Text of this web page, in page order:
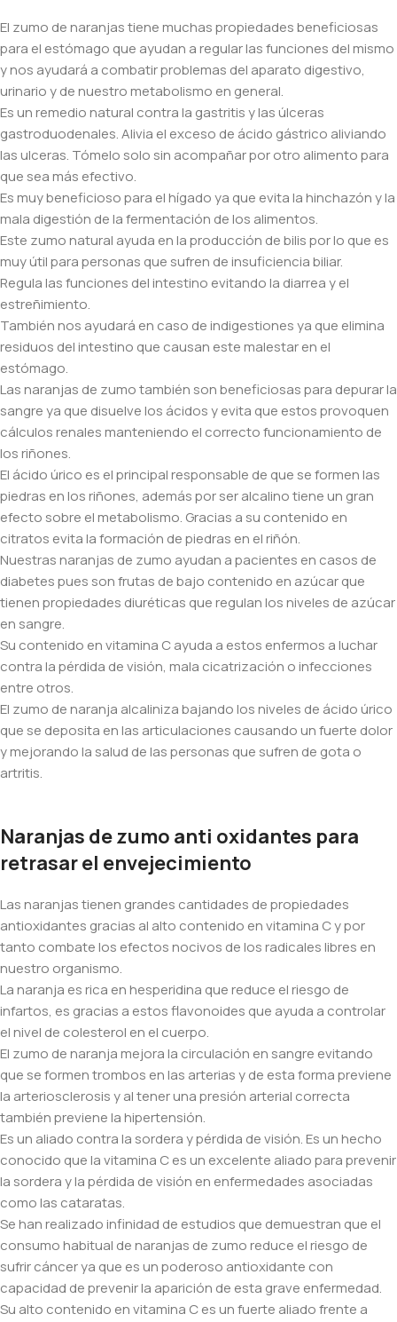
El zumo de naranjas tiene muchas propiedades beneficiosas
para el estómago que ayudan a regular las funciones del mismo
y nos ayudará a combatir problemas del aparato digestivo,
urinario y de nuestro metabolismo en general.
Es un remedio natural contra la gastritis y las úlceras
gastroduodenales. Alivia el exceso de ácido gástrico aliviando
las ulceras. Tómelo solo sin acompañar por otro alimento para
que sea más efectivo.
Es muy beneficioso para el hígado ya que evita la hinchazón y la
mala digestión de la fermentación de los alimentos.
Este zumo natural ayuda en la producción de bilis por lo que es
muy útil para personas que sufren de insuficiencia biliar.
Regula las funciones del intestino evitando la diarrea y el
estreñimiento.
También nos ayudará en caso de indigestiones ya que elimina
residuos del intestino que causan este malestar en el
estómago.
Las naranjas de zumo también son beneficiosas para depurar la
sangre ya que disuelve los ácidos y evita que estos provoquen
cálculos renales manteniendo el correcto funcionamiento de
los riñones.
El ácido úrico es el principal responsable de que se formen las
piedras en los riñones, además por ser alcalino tiene un gran
efecto sobre el metabolismo. Gracias a su contenido en
citratos evita la formación de piedras en el riñón.
Nuestras naranjas de zumo ayudan a pacientes en casos de
diabetes pues son frutas de bajo contenido en azúcar que
tienen propiedades diuréticas que regulan los niveles de azúcar
en sangre.
Su contenido en vitamina C ayuda a estos enfermos a luchar
contra la pérdida de visión, mala cicatrización o infecciones
entre otros.
El zumo de naranja alcaliniza bajando los niveles de ácido úrico
que se deposita en las articulaciones causando un fuerte dolor
y mejorando la salud de las personas que sufren de gota o
artritis.
Naranjas de zumo anti oxidantes para
retrasar el envejecimiento
Las naranjas tienen grandes cantidades de propiedades
antioxidantes gracias al alto contenido en vitamina C y por
tanto combate los efectos nocivos de los radicales libres en
nuestro organismo.
La naranja es rica en hesperidina que reduce el riesgo de
infartos, es gracias a estos flavonoides que ayuda a controlar
el nivel de colesterol en el cuerpo.
El zumo de naranja mejora la circulación en sangre evitando
que se formen trombos en las arterias y de esta forma previene
la arteriosclerosis y al tener una presión arterial correcta
también previene la hipertensión.
Es un aliado contra la sordera y pérdida de visión. Es un hecho
conocido que la vitamina C es un excelente aliado para prevenir
la sordera y la pérdida de visión en enfermedades asociadas
como las cataratas.
Se han realizado infinidad de estudios que demuestran que el
consumo habitual de naranjas de zumo reduce el riesgo de
sufrir cáncer ya que es un poderoso antioxidante con
capacidad de prevenir la aparición de esta grave enfermedad.
Su alto contenido en vitamina C es un fuerte aliado frente a